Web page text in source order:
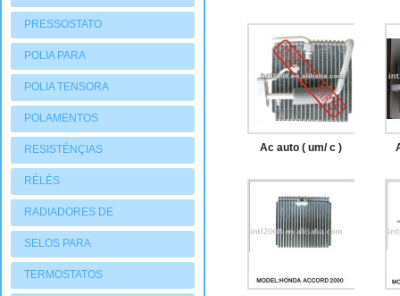
COMPRESSORES
PRESSOSTATO
POLIA PARA
COMPRESSORES
POLIA TENSORA
POLAMENTOS
RESISTÉNÇIAS
RÉLÉS
RADIADORES DE
AQUECIMENTO
SELOS PARA
COMPRESSORES
TERMOSTATOS
honda civic
Ac auto ( um/ c )
honda civic r134a
1997 80215st3g11